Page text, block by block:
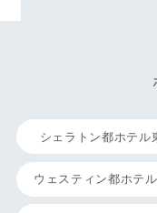
シェラトン都ホテル
ウェスティン都ホテ